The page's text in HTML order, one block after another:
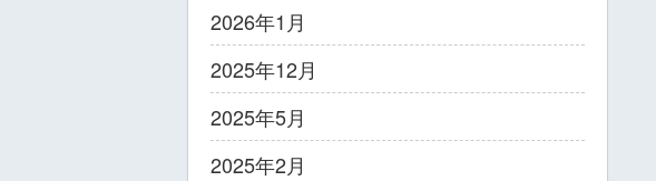
2026年1月
2025年12月
2025年5月
2025年2月